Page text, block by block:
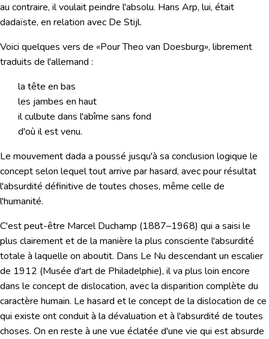
au contraire, il voulait peindre l'absolu. Hans Arp, lui, était
dadaïste, en relation avec De Stijl.
Voici quelques vers de «Pour Theo van Doesburg», librement
traduits de l'allemand :
la tête en bas
les jambes en haut
il culbute dans l'abîme sans fond
d'où il est venu.
Le mouvement dada a poussé jusqu'à sa conclusion logique le
concept selon lequel tout arrive par hasard, avec pour résultat
l'absurdité définitive de toutes choses, même celle de
l'humanité.
C'est peut-être Marcel Duchamp (1887–1968) qui a saisi le
plus clairement et de la manière la plus consciente l'absurdité
totale à laquelle on aboutit. Dans Le Nu descendant un escalier
de 1912 (Musée d'art de Philadelphie), il va plus loin encore
dans le concept de dislocation, avec la disparition complète du
caractère humain. Le hasard et le concept de la dislocation de ce
qui existe ont conduit à la dévaluation et à l'absurdité de toutes
choses. On en reste à une vue éclatée d'une vie qui est absurde